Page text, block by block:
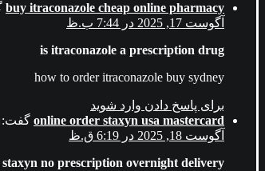
buy itraconazole cheap online pharmacy
آگوست 17, 2025 در 7:44 ب.ظ
is itraconazole a prescription drug
how to order itraconazole buy sydney
برای پاسخ دادن وارد شوید
online order staxyn usa mastercard گفت:
آگوست 18, 2025 در 6:19 ق.ظ
staxyn no prescription overnight delivery